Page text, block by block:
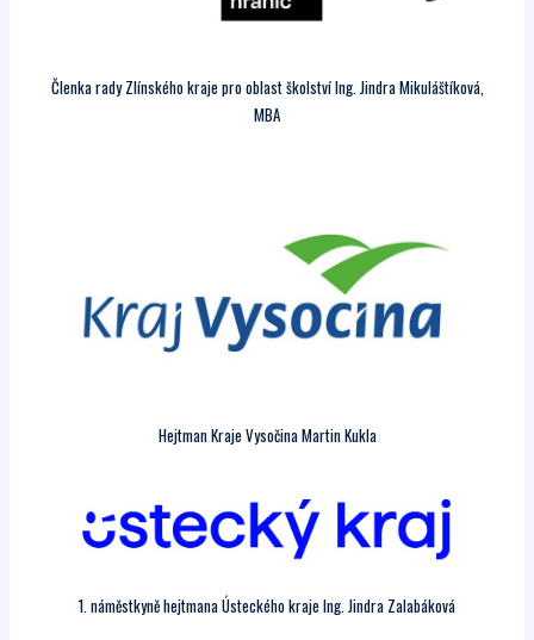
Členka rady Zlínského kraje pro oblast školství Ing. Jindra Mikuláštíková,
MBA
Hejtman Kraje Vysočina Martin Kukla
1. náměstkyně hejtmana Ústeckého kraje Ing. Jindra Zalabáková